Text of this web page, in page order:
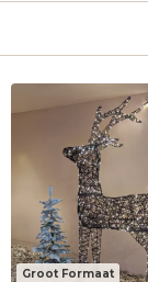
Groot Formaat